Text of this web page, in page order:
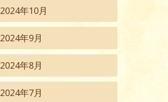
2024年10月
2024年9月
2024年8月
2024年7月